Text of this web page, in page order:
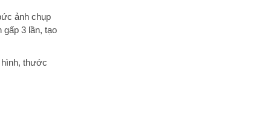
ảnh chụp
3 lần, tạo
hình, thước